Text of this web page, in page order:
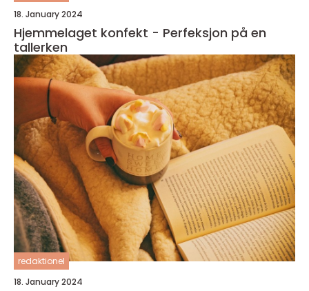
18. January 2024
Hjemmelaget konfekt - Perfeksjon på en
tallerken
redaktionel
18. January 2024